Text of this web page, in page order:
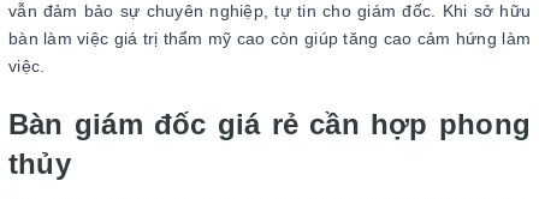
vẫn đảm bảo sự chuyên nghiệp, tự tin cho giám đốc. Khi sở hữu
bàn làm việc giá trị thẩm mỹ cao còn giúp tăng cao cảm hứng làm
việc.
Bàn giám đốc giá rẻ cần hợp phong
thủy